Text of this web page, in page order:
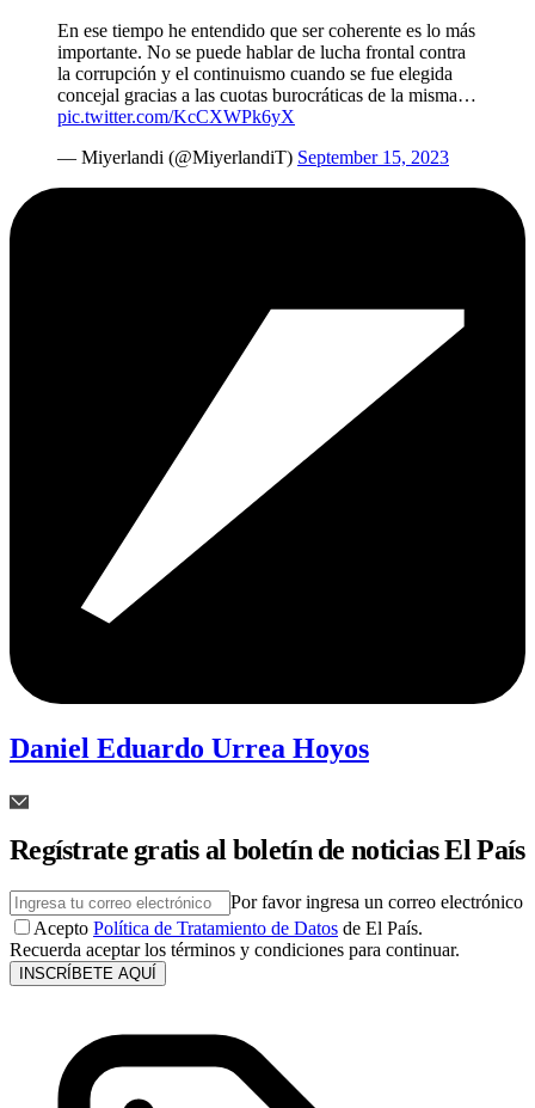
En ese tiempo he entendido que ser coherente es lo más
importante. No se puede hablar de lucha frontal contra
la corrupción y el continuismo cuando se fue elegida
concejal gracias a las cuotas burocráticas de la misma…
pic.twitter.com/KcCXWPk6yX
— Miyerlandi (@MiyerlandiT) September 15, 2023
Daniel Eduardo Urrea Hoyos
Regístrate gratis al boletín de noticias El País
Por favor ingresa un correo electrónico
Acepto Política de Tratamiento de Datos de El País.
Recuerda aceptar los términos y condiciones para continuar.
INSCRÍBETE AQUÍ